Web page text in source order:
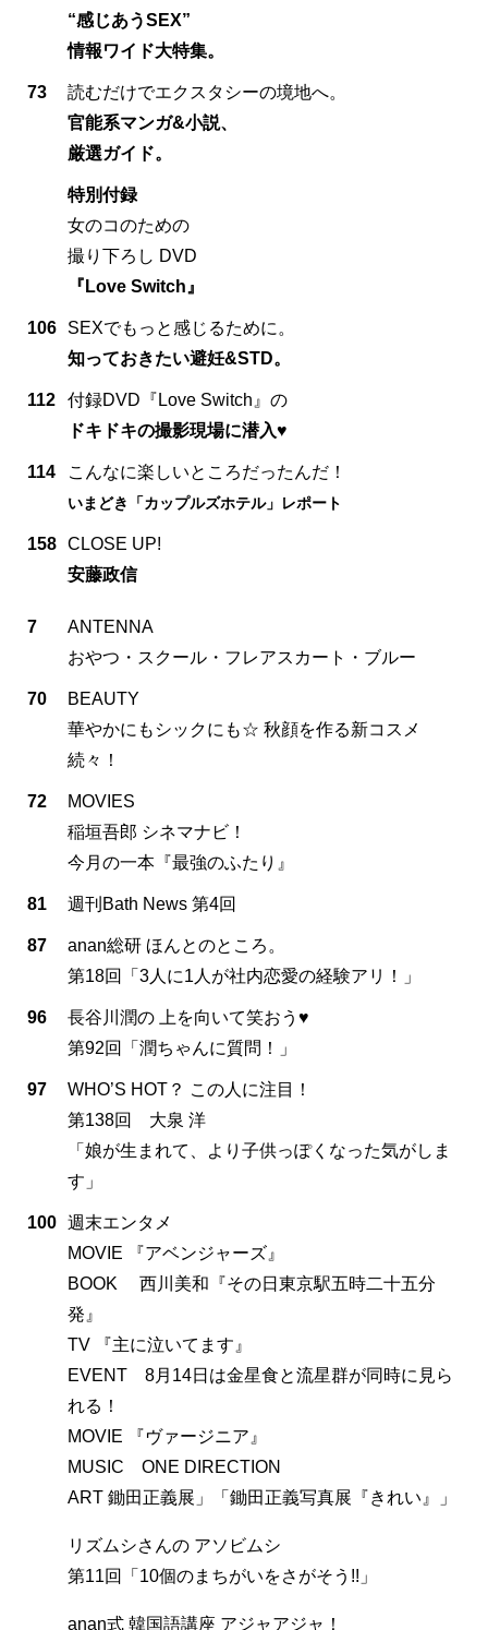
“感じあうSEX”
情報ワイド大特集。
73
読むだけでエクスタシーの境地へ。
官能系マンガ&小説、
厳選ガイド。
特別付録
女のコのための
撮り下ろし DVD
『Love Switch』
106
SEXでもっと感じるために。
知っておきたい避妊&STD。
112
付録DVD『Love Switch』の
ドキドキの撮影現場に潜入♥
114 こんなに楽しいところだったんだ！
いまどき「カップルズホテル」レポート
158 CLOSE UP!
安藤政信
7
ANTENNA
おやつ・スクール・フレアスカート・ブルー
70
BEAUTY
華やかにもシックにも☆ 秋顔を作る新コスメ
続々！
72
MOVIES
稲垣吾郎 シネマナビ！
今月の一本『最強のふたり』
81 週刊Bath News 第4回
87
anan総研 ほんとのところ。
第18回「3人に1人が社内恋愛の経験アリ！」
96
長谷川潤の 上を向いて笑おう♥
第92回「潤ちゃんに質問！」
97
WHO’S HOT？ この人に注目！
第138回 大泉 洋
「娘が生まれて、より子供っぽくなった気がしま
す」
100 週末エンタメ
MOVIE 『アベンジャーズ』
BOOK 西川美和『その日東京駅五時二十五分
発』
TV 『主に泣いてます』
EVENT 8月14日は金星食と流星群が同時に見ら
れる！
MOVIE 『ヴァージニア』
MUSIC ONE DIRECTION
ART 鋤田正義展」「鋤田正義写真展『きれい』」
リズムシさんの アソビムシ
第11回「10個のまちがいをさがそう!!」
anan式 韓国語講座 アジャアジャ！